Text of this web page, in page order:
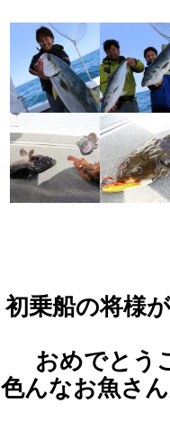
初乗船の将様
おめでとう
色んなお魚さ